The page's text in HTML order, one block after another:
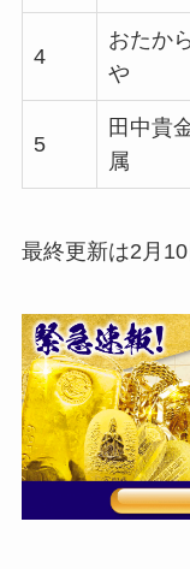
4
おたから
や
5
田中貴
属
最終更新は2月10